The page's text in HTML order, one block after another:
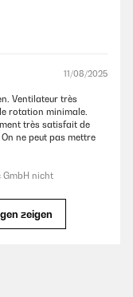
11/08/2025
Ventilateur très
rotation minimale.
très satisfait de
ne peut pas mettre
GmbH nicht
zeigen